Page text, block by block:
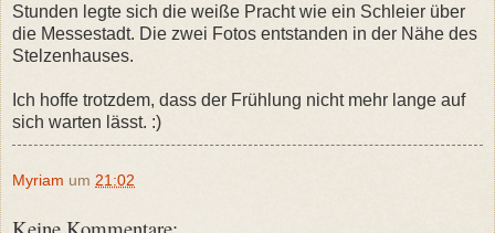
Stunden legte sich die weiße Pracht wie ein Schleier über
die Messestadt. Die zwei Fotos entstanden in der Nähe des
Stelzenhauses.
Ich hoffe trotzdem, dass der Frühlung nicht mehr lange auf
sich warten lässt. :)
Myriam um 21:02